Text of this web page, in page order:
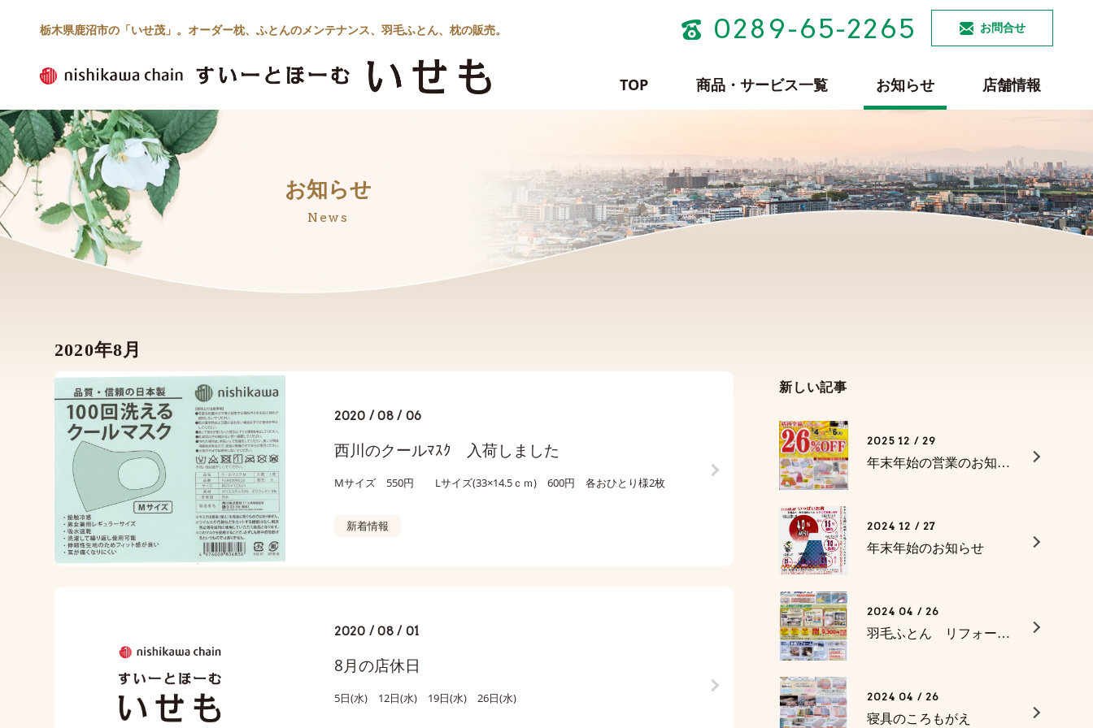
栃木県鹿沼市の「いせ茂」。オーダー枕、ふとんのメンテナンス、羽毛ふとん、枕の販売。 0289-65-2265 お問合せ
TOP 商品・サービス一覧 お知らせ 店舗情報
お知らせ
News
2020年8月
2020 / 08 / 06
西川のクールﾏｽｸ 入荷しました
Mサイズ 550円 Lサイズ(33×14.5ｃｍ) 600円 各おひとり様2枚
新着情報
2020 / 08 / 01
8月の店休日
5日(水) 12日(水) 19日(水) 26日(水)
新しい記事
2025 12 / 29
年末年始の営業のお知らせ
2024 12 / 27
年末年始のお知らせ
2024 04 / 26
羽毛ふとん リフォーム無料相談フェア
2024 04 / 26
寝具のころもがえ